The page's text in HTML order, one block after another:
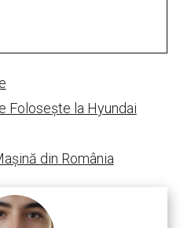
Folosește la Hyundai
din România